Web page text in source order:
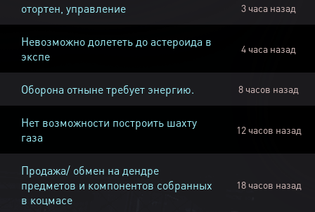
отортен, управление 3 часа назад
Невозможно долететь до астероида в
экспе
4 часа назад
Оборона отныне требует энергию. 8 часов назад
Нет возможности построить шахту
газа
12 часов назад
Продажа/ обмен на дендре
предметов и компонентов собранных
в коцмасе
18 часов назад